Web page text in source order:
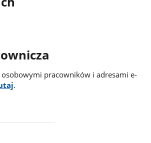
osobowymi pracowników i adresami e-
.